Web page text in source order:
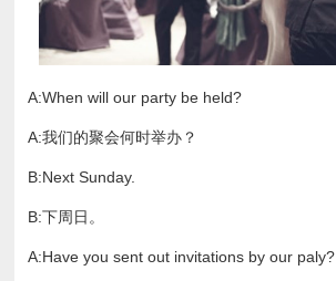
A:When will our party be held?
A:我们的聚会何时举办？
B:Next Sunday.
B:下周日。
A:Have you sent out invitations by our paly?